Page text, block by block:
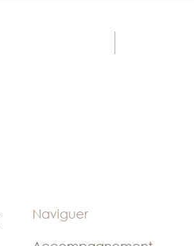
Naviguer